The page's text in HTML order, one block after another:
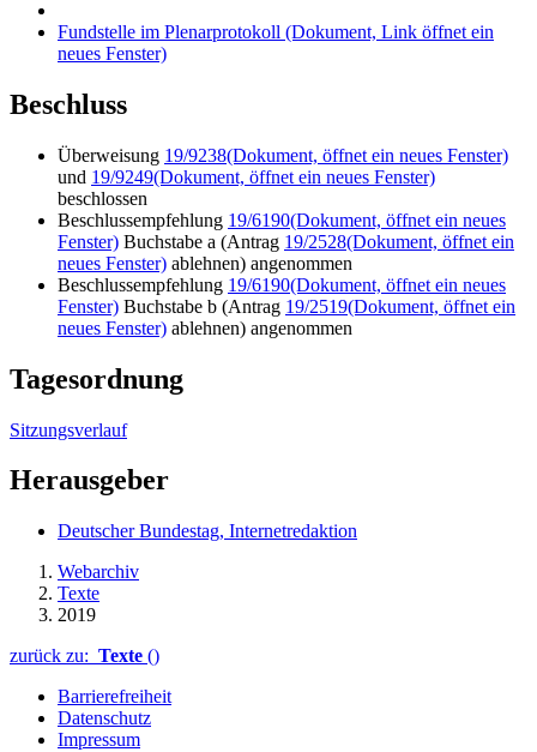
Fundstelle im Plenarprotokoll (Dokument, Link öffnet ein
neues Fenster)
Beschluss
Überweisung 19/9238(Dokument, öffnet ein neues Fenster)
und 19/9249(Dokument, öffnet ein neues Fenster)
beschlossen
Beschlussempfehlung 19/6190(Dokument, öffnet ein neues
Fenster) Buchstabe a (Antrag 19/2528(Dokument, öffnet ein
neues Fenster) ablehnen) angenommen
Beschlussempfehlung 19/6190(Dokument, öffnet ein neues
Fenster) Buchstabe b (Antrag 19/2519(Dokument, öffnet ein
neues Fenster) ablehnen) angenommen
Tagesordnung
Sitzungsverlauf
Herausgeber
Deutscher Bundestag, Internetredaktion
Webarchiv
Texte
2019
zurück zu: Texte ()
Barrierefreiheit
Datenschutz
Impressum